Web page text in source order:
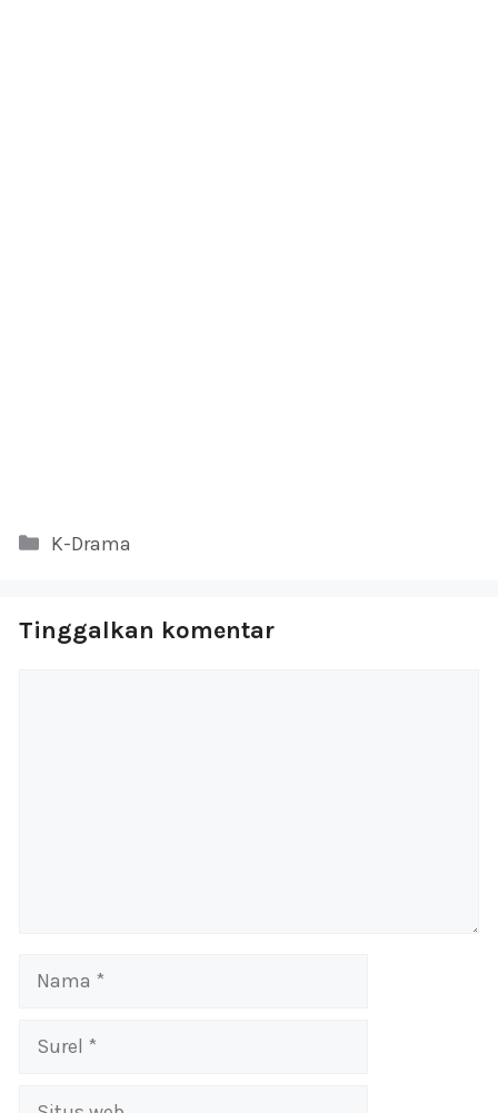
Kategori
K-Drama
Tinggalkan komentar
Nama
Surel
Situs